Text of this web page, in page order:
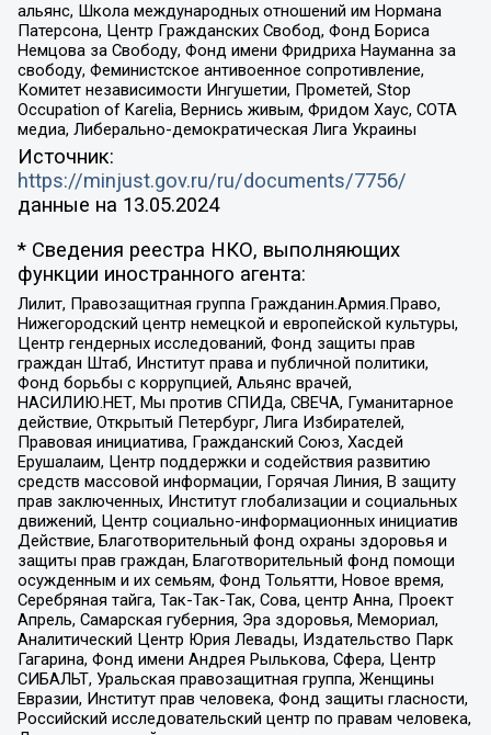
альянс, Школа международных отношений им Нормана
Патерсона, Центр Гражданских Свобод, Фонд Бориса
Немцова за Свободу, Фонд имени Фридриха Науманна за
свободу, Феминистское антивоенное сопротивление,
Комитет независимости Ингушетии, Прометей, Stop
Occupation of Karelia, Вернись живым, Фридом Хаус, СОТА
медиа, Либерально-демократическая Лига Украины
Источник:
https://minjust.gov.ru/ru/documents/7756/
данные на 13.05.2024
* Сведения реестра НКО, выполняющих
функции иностранного агента:
Лилит, Правозащитная группа Гражданин.Армия.Право,
Нижегородский центр немецкой и европейской культуры,
Центр гендерных исследований, Фонд защиты прав
граждан Штаб, Институт права и публичной политики,
Фонд борьбы с коррупцией, Альянс врачей,
НАСИЛИЮ.НЕТ, Мы против СПИДа, СВЕЧА, Гуманитарное
действие, Открытый Петербург, Лига Избирателей,
Правовая инициатива, Гражданский Союз, Хасдей
Ерушалаим, Центр поддержки и содействия развитию
средств массовой информации, Горячая Линия, В защиту
прав заключенных, Институт глобализации и социальных
движений, Центр социально-информационных инициатив
Действие, Благотворительный фонд охраны здоровья и
защиты прав граждан, Благотворительный фонд помощи
осужденным и их семьям, Фонд Тольятти, Новое время,
Серебряная тайга, Так-Так-Так, Сова, центр Анна, Проект
Апрель, Самарская губерния, Эра здоровья, Мемориал,
Аналитический Центр Юрия Левады, Издательство Парк
Гагарина, Фонд имени Андрея Рылькова, Сфера, Центр
СИБАЛЬТ, Уральская правозащитная группа, Женщины
Евразии, Институт прав человека, Фонд защиты гласности,
Российский исследовательский центр по правам человека,